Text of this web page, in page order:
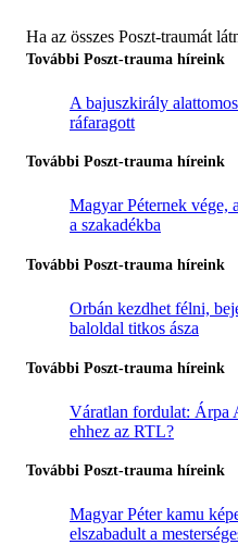
Ha az összes Poszt-traumát
További Poszt-trauma híreink
A bajuszkirály
ráfaragott
További Poszt-trauma híreink
Magyar Péternek
a szakadékba
További Poszt-trauma híreink
Orbán kezdhet félni,
baloldal titkos ásza
További Poszt-trauma híreink
Váratlan fordulat: Árpa
ehhez az RTL?
További Poszt-trauma híreink
Magyar Péter kamu
elszabadult a